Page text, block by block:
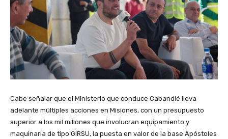
Cabe señalar que el Ministerio que conduce Cabandié lleva
adelante múltiples acciones en Misiones, con un presupuesto
superior a los mil millones que involucran equipamiento y
maquinaria de tipo GIRSU, la puesta en valor de la base Apóstoles